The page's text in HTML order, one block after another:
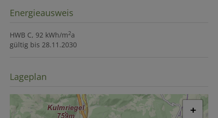
Energieausweis
HWB C, 92 kWh/m2a
gültig bis 28.11.2030
Lageplan
+